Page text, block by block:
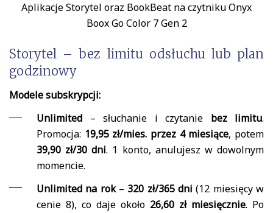
Aplikacje Storytel oraz BookBeat na czytniku Onyx
Boox Go Color 7 Gen 2
Storytel – bez limitu odsłuchu lub plan
godzinowy
Modele subskrypcji:
Unlimited – słuchanie i czytanie bez limitu.
Promocja: 19,95 zł/mies. przez 4 miesiące, potem
39,90 zł/30 dni. 1 konto, anulujesz w dowolnym
momencie.
Unlimited na rok– 320 zł/365 dni (12 miesięcy w
cenie 8), co daje około 26,60 zł miesięcznie. Po